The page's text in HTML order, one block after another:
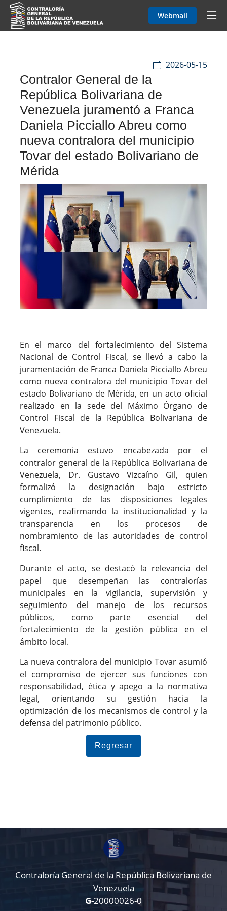
Webmail
2026-05-15
Contralor General de la
República Bolivariana de
Venezuela juramentó a Franca
Daniela Picciallo Abreu como
nueva contralora del municipio
Tovar del estado Bolivariano de
Mérida
En el marco del fortalecimiento del Sistema
Nacional de Control Fiscal, se llevó a cabo la
juramentación de Franca Daniela Picciallo Abreu
como nueva contralora del municipio Tovar del
estado Bolivariano de Mérida, en un acto oficial
realizado en la sede del Máximo Órgano de
Control Fiscal de la República Bolivariana de
Venezuela.
La ceremonia estuvo encabezada por el
contralor general de la República Bolivariana de
Venezuela, Dr. Gustavo Vizcaíno Gil, quien
formalizó la designación bajo estricto
cumplimiento de las disposiciones legales
vigentes, reafirmando la institucionalidad y la
transparencia en los procesos de
nombramiento de las autoridades de control
fiscal.
Durante el acto, se destacó la relevancia del
papel que desempeñan las contralorías
municipales en la vigilancia, supervisión y
seguimiento del manejo de los recursos
públicos, como parte esencial del
fortalecimiento de la gestión pública en el
ámbito local.
La nueva contralora del municipio Tovar asumió
el compromiso de ejercer sus funciones con
responsabilidad, ética y apego a la normativa
legal, orientando su gestión hacia la
optimización de los mecanismos de control y la
defensa del patrimonio público.
Regresar
Contraloría General de la República Bolivariana de
Venezuela
G-20000026-0